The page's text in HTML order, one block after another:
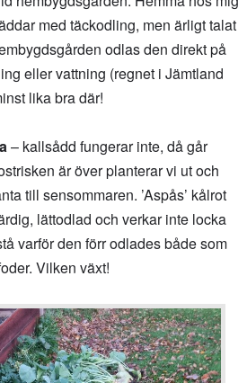
med täckodling, men ärligt talat
odlas den direkt på
eller vattning (regnet i Jämtland
lika bra där!
– kallsådd fungerar inte, då går
är över planterar vi ut och
till sensommaren. ’Aspås’ kålrot
lättodlad och verkar inte locka
varför den förr odlades både som
Vilken växt!